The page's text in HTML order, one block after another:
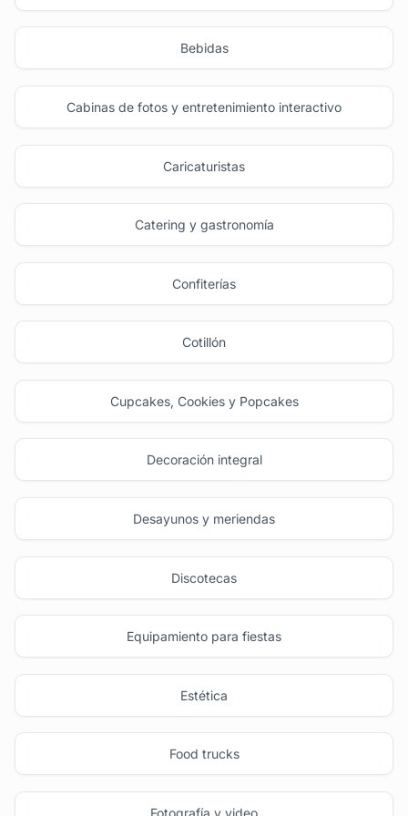
Bebidas
Cabinas de fotos y entretenimiento interactivo
Caricaturistas
Catering y gastronomía
Confiterías
Cotillón
Cupcakes, Cookies y Popcakes
Decoración integral
Desayunos y meriendas
Discotecas
Equipamiento para fiestas
Estética
Food trucks
Fotografía y video